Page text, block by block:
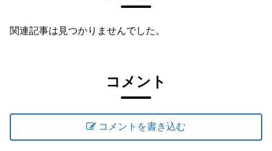
関連記事は見つかりませんでした。
コメント
コメントを書き込む